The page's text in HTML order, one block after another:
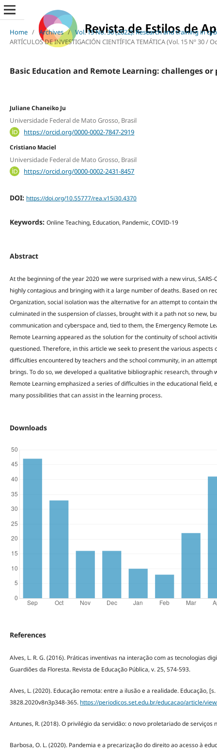
Home / Archives / Vol. 15 No. 30 (2022): Research and training in
ARTÍCULOS DE INVESTIGACIÓN CIENTÍFICA TEMÁTICA (Vol. 15 Nº 30 /
Basic Education and Remote Learning: challenges or
Juliane Chaneiko Ju
Universidade Federal de Mato Grosso, Brasil
https://orcid.org/0000-0002-7847-2919
Cristiano Maciel
Universidade Federal de Mato Grosso, Brasil
https://orcid.org/0000-0002-2431-8457
DOI: https://doi.org/10.55777/rea.v15i30.4370
Keywords: Online Teaching, Education, Pandemic, COVID-19
Abstract
At the beginning of the year 2020 we were surprised with a new virus, SARS-
highly contagious and bringing with it a large number of deaths. Based on
Organization, social isolation was the alternative for an attempt to contain
culminated in the suspension of classes, brought with it a path not so new,
communication and cyberspace and, tied to them, the Emergency Remote
Remote Learning appeared as the solution for the continuity of school
questioned. Therefore, in this article we seek to present the various aspects
difficulties encountered by teachers and the school community, in an
brings. To do so, we developed a qualitative bibliographic research,
Remote Learning emphasized a series of difficulties in the educational field,
many possibilities that can assist in the learning process.
Downloads
References
Alves, L. R. G. (2016). Práticas inventivas na interação com as tecnologias
Guardiões da Floresta. Revista de Educação Pública, v. 25, 574-593.
Alves, L. (2020). Educação remota: entre a ilusão e a realidade. Educação,
3828.2020v8n3p348-365. https://periodicos.set.edu.br/educacao/article/
Antunes, R. (2018). O privilégio da servidão: o novo proletariado de serviços
Barbosa, O. L. (2020). Pandemia e a precarização do direito ao acesso à